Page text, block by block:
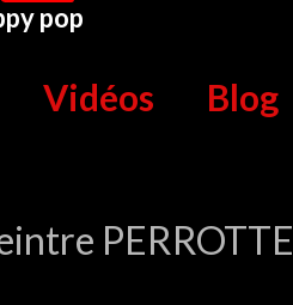
pop
Vidéos Blog
PERROTTE